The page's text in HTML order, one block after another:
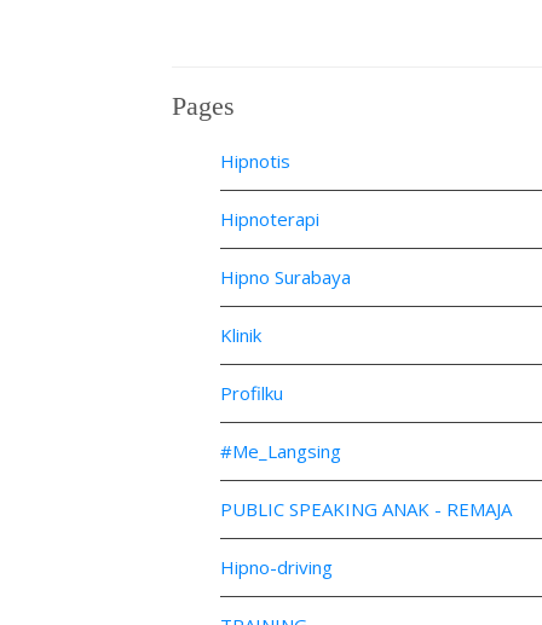
Pages
Hipnotis
Hipnoterapi
Hipno Surabaya
Klinik
Profilku
#Me_Langsing
PUBLIC SPEAKING ANAK - REMAJA
Hipno-driving